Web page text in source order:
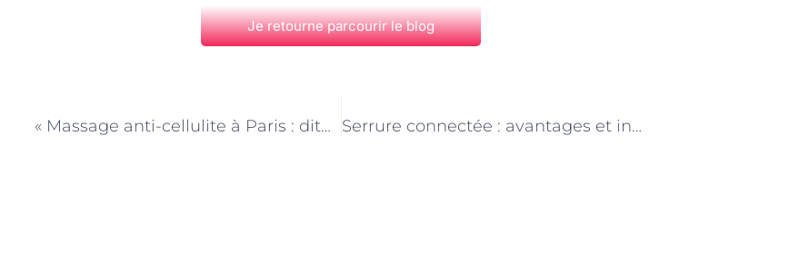
Je retourne parcourir le blog
« Massage anti-cellulite à Paris : dites adieu à la peau d’orange avec nos techniques spécialisées » Serrure connectée : avantages et inconvénients